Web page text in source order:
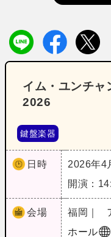
イム・ユンチ
2026
鍵盤楽器
日時
2026年4
開演：
会場 福岡｜
ホール